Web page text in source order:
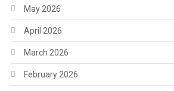
May 2026
April 2026
March 2026
February 2026